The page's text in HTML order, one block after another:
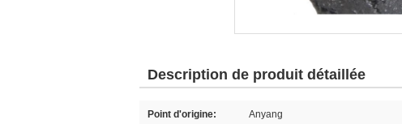
Description de produit détaillée
Point d'origine: Anyang